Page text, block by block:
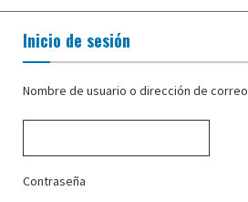
Inicio de sesión
Nombre de usuario o dirección de
Contraseña